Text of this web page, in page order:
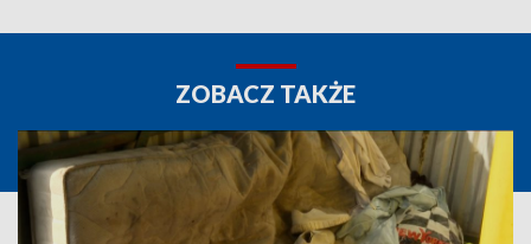
ZOBACZ TAKŻE